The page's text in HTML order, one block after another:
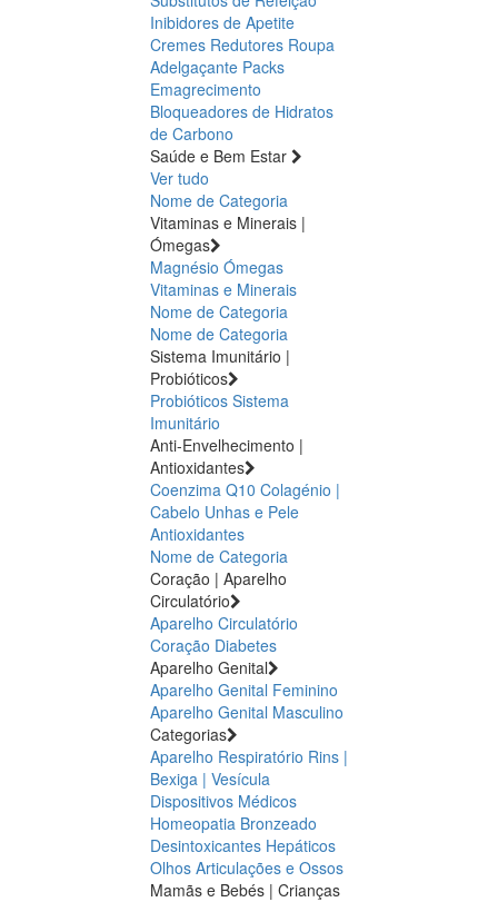
Inibidores de Apetite
Cremes Redutores Roupa
Adelgaçante Packs
Emagrecimento
Bloqueadores de Hidratos
de Carbono
Saúde e Bem Estar
Ver tudo
Nome de Categoria
Vitaminas e Minerais |
Ómegas
Magnésio Ómegas
Vitaminas e Minerais
Nome de Categoria
Nome de Categoria
Sistema Imunitário |
Probióticos
Probióticos Sistema
Imunitário
Anti-Envelhecimento |
Antioxidantes
Coenzima Q10 Colagénio |
Cabelo Unhas e Pele
Antioxidantes
Nome de Categoria
Coração | Aparelho
Circulatório
Aparelho Circulatório
Coração Diabetes
Aparelho Genital
Aparelho Genital Feminino
Aparelho Genital Masculino
Categorias
Aparelho Respiratório Rins |
Bexiga | Vesícula
Dispositivos Médicos
Homeopatia Bronzeado
Desintoxicantes Hepáticos
Olhos Articulações e Ossos
Mamãs e Bebés | Crianças